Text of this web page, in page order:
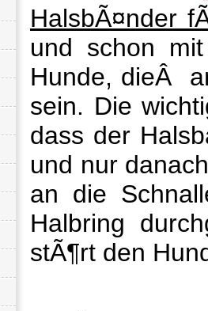
HalsbÃ¤nder
und schon
Hunde, dieÂ
sein. Die
dass der
und nur
an die
Halbring
stÃ¶rt den